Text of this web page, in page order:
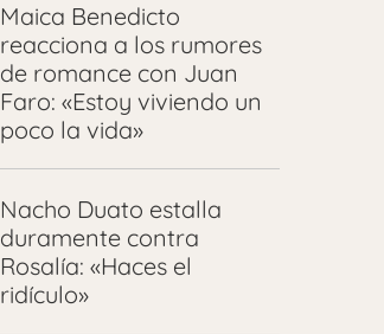
Maica Benedicto
reacciona a los rumores
de romance con Juan
Faro: «Estoy viviendo un
poco la vida»
Nacho Duato estalla
duramente contra
Rosalía: «Haces el
ridículo»